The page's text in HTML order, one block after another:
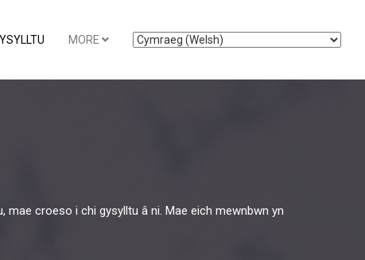
MORE
croeso i chi gysylltu â ni. Mae eich mewnbwn yn